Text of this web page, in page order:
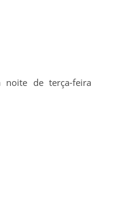
noite de terça-feira